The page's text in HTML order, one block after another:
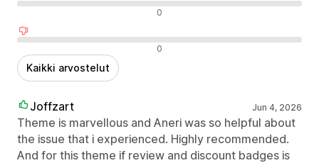
Neutraalit arvostelut 0
Negatiiviset arvostelut 0
Kaikki arvostelut
Joffzart Jun 4, 2026
Theme is marvellous and Aneri was so helpful about
the issue that i experienced. Highly recommended.
And for this theme if review and discount badges is